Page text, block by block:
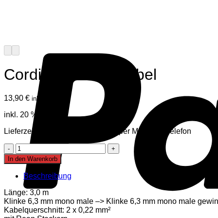
Cordial CII3 PR Kabel
13,90 € inkl. Mwst
inkl. 20 % MwSt.
Lieferzeit auf Anfrage, mehr Infos per Mail oder Telefon
Cordial
CII3
PR
Kabel
Menge
In den Warenkorb
Beschreibung
Länge: 3,0 m
Klinke 6,3 mm mono male –> Klinke 6,3 mm mono male
Kabelquerschnitt: 2 x 0,22 mm²